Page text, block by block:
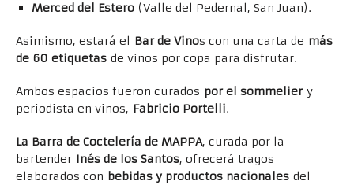
Merced del Estero (Valle del Pedernal, San Juan).
Asimismo, estará el Bar de Vinos con una carta de más
de 60 etiquetas de vinos por copa para disfrutar.
Ambos espacios fueron curados por el sommeliery
periodista en vinos, Fabricio Portelli.
La Barra de Coctelería de MAPPA, curada por la
bartender Inés de los Santos, ofrecerá tragos
elaborados con bebidas y productos nacionales del